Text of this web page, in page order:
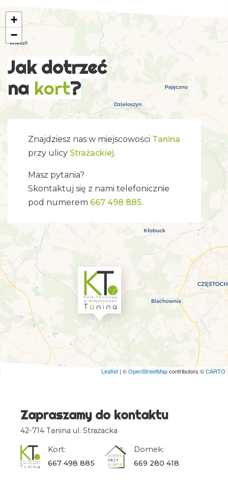
Jak dotrzeć
na kort?
Znajdziesz nas w miejscowości Tanina
przy ulicy Strażackiej.
Masz pytania?
Skontaktuj się z nami telefonicznie
pod numerem 667 498 885.
+
−
Leaflet | ©OpenStreetMapcontributors ©CARTO
Zapraszamy do kontaktu
42-714 Tanina ul. Strażacka
Kort:
667 498 885
Domek:
669 280 418